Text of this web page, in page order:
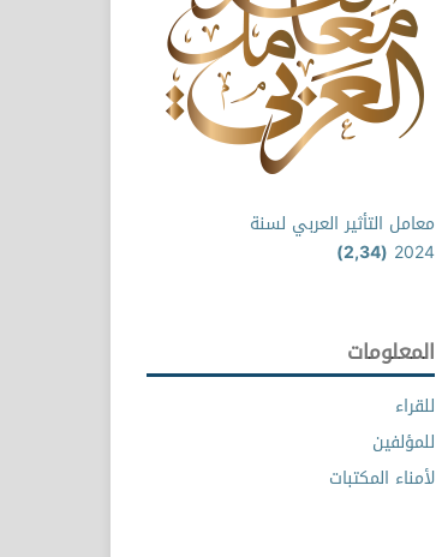
معامل التأثير العربي لسنة
2024
(2,34)
المعلومات
للقراء
للمؤلفين
لأمناء المكتبات